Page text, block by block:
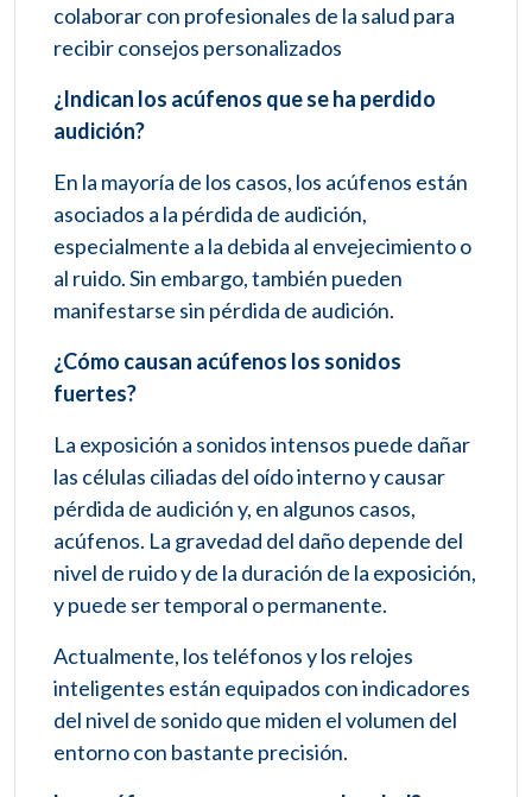
colaborar con profesionales de la salud para
recibir consejos personalizados
¿Indican los acúfenos que se ha perdido
audición?
En la mayoría de los casos, los acúfenos están
asociados a la pérdida de audición,
especialmente a la debida al envejecimiento o
al ruido. Sin embargo, también pueden
manifestarse sin pérdida de audición.
¿Cómo causan acúfenos los sonidos
fuertes?
La exposición a sonidos intensos puede dañar
las células ciliadas del oído interno y causar
pérdida de audición y, en algunos casos,
acúfenos. La gravedad del daño depende del
nivel de ruido y de la duración de la exposición,
y puede ser temporal o permanente.
Actualmente, los teléfonos y los relojes
inteligentes están equipados con indicadores
del nivel de sonido que miden el volumen del
entorno con bastante precisión.